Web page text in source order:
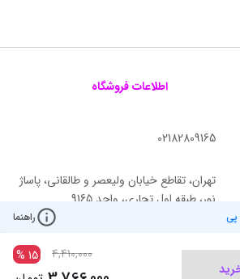
پی راهنما
4,410,000
15
%
اطلاعات فروشگاه
02182809165
تهران، تقاطع خیابان ولیعصر و طالقانی، پاساژ
نور، طبقه اول تجاری، واحد 9165